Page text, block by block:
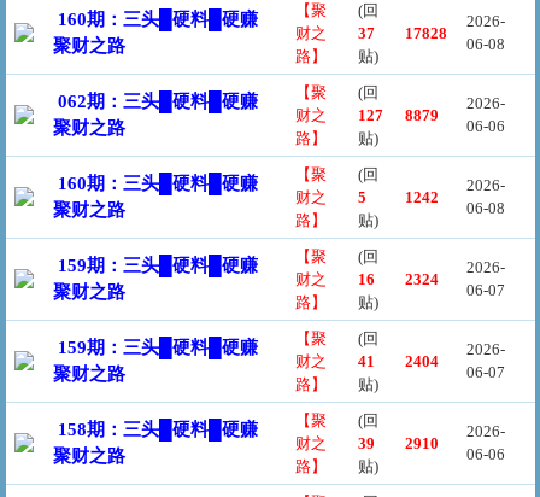
160期：三头█硬料█硬赚
聚财之路
【聚
财之
路】
(回
37
贴)
17828
2026-
06-08
062期：三头█硬料█硬赚
聚财之路
【聚
财之
路】
(回
127
贴)
8879
2026-
06-06
160期：三头█硬料█硬赚
聚财之路
【聚
财之
路】
(回
5
贴)
1242
2026-
06-08
159期：三头█硬料█硬赚
聚财之路
【聚
财之
路】
(回
16
贴)
2324
2026-
06-07
159期：三头█硬料█硬赚
聚财之路
【聚
财之
路】
(回
41
贴)
2404
2026-
06-07
158期：三头█硬料█硬赚
聚财之路
【聚
财之
路】
(回
39
贴)
2910
2026-
06-06